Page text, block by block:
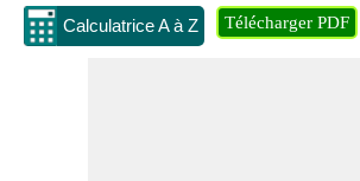
Calculatrice A à Z Télécharger PDF